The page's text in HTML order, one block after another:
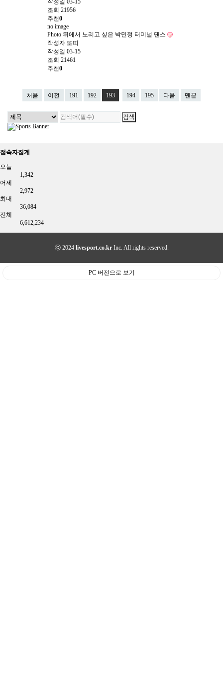
작성일 03-15
조회 21956
추천0
no image
Photo 뒤에서 노리고 싶은 박민정 터미널 댄스
작성자 또띠
작성일 03-15
조회 21461
추천0
처음 이전 191 192 193 194 195 다음 맨끝
접속자집계
오늘
1,342
어제
2,972
최대
36,084
전체
6,612,234
ⓒ 2024 livesport.co.krInc. All rights reserved.
PC 버전으로 보기